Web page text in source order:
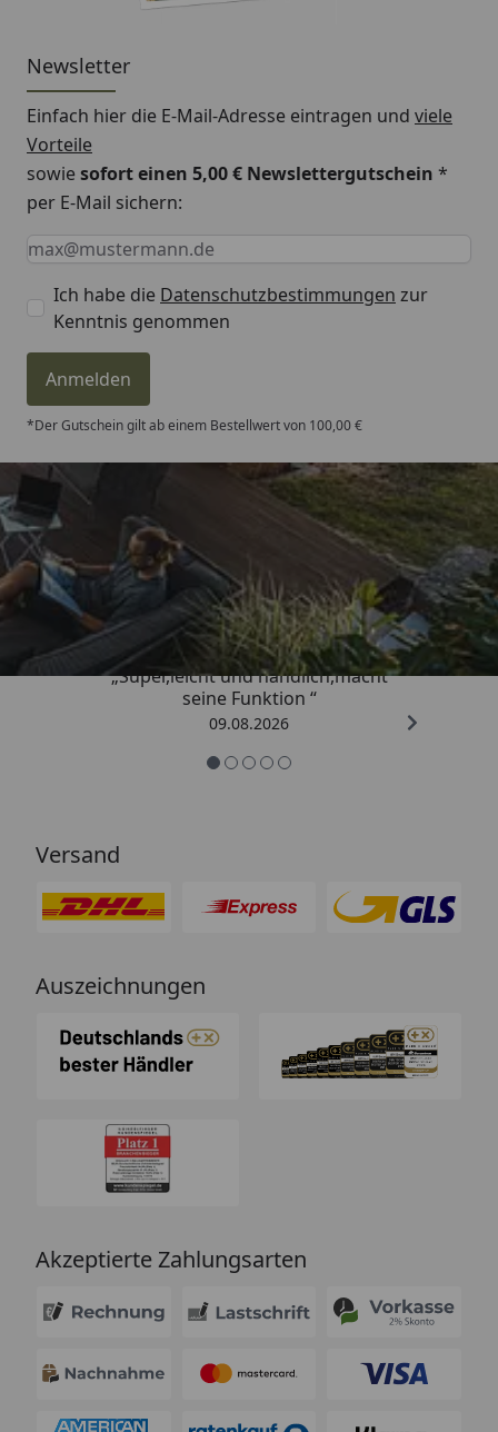
Newsletter
Einfach hier die E-Mail-Adresse eintragen und viele
Vorteile
sowiesofort einen 5,00 € Newslettergutschein *
per E-Mail sichern:
Keine Eingabe erforderlich
Eingabe erforderlich
E-Mail *
Ich habe die Datenschutzbestimmungen zur
Kenntnis genommen
Anmelden
*Der Gutschein gilt ab einem Bestellwert von 100,00 €
Trusted Shops
4,81/ 5
„Super,leicht und handlich,macht
seine Funktion “
09.08.2026
Versand
Auszeichnungen
Akzeptierte Zahlungsarten